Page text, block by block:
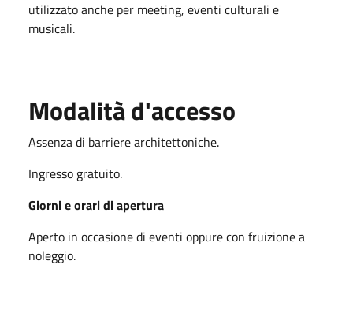
utilizzato anche per meeting, eventi culturali e
musicali.
Modalità d'accesso
Assenza di barriere architettoniche.
Ingresso gratuito.
Giorni e orari di apertura
Aperto in occasione di eventi oppure con fruizione a
noleggio.